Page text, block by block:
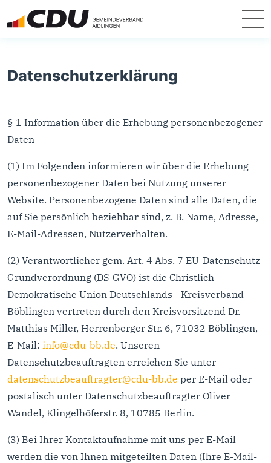
Datenschutzerklärung
§ 1 Information über die Erhebung personenbezogener
Daten
(1) Im Folgenden informieren wir über die Erhebung
personenbezogener Daten bei Nutzung unserer
Website. Personenbezogene Daten sind alle Daten, die
auf Sie persönlich beziehbar sind, z. B. Name, Adresse,
E-Mail-Adressen, Nutzerverhalten.
(2) Verantwortlicher gem. Art. 4 Abs. 7 EU-Datenschutz-
Grundverordnung (DS-GVO) ist die Christlich
Demokratische Union Deutschlands - Kreisverband
Böblingen vertreten durch den Kreisvorsitzend Dr.
Matthias Miller, Herrenberger Str. 6, 71032 Böblingen,
E-Mail: info@cdu-bb.de. Unseren
Datenschutzbeauftragten erreichen Sie unter
datenschutzbeauftragter@cdu-bb.de per E-Mail oder
postalisch unter Datenschutzbeauftragter Oliver
Wandel, Klingelhöferstr. 8, 10785 Berlin.
(3) Bei Ihrer Kontaktaufnahme mit uns per E-Mail
werden die von Ihnen mitgeteilten Daten (Ihre E-Mail-